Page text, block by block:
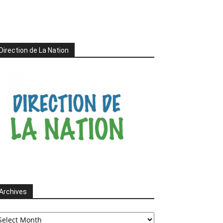
de La Nation